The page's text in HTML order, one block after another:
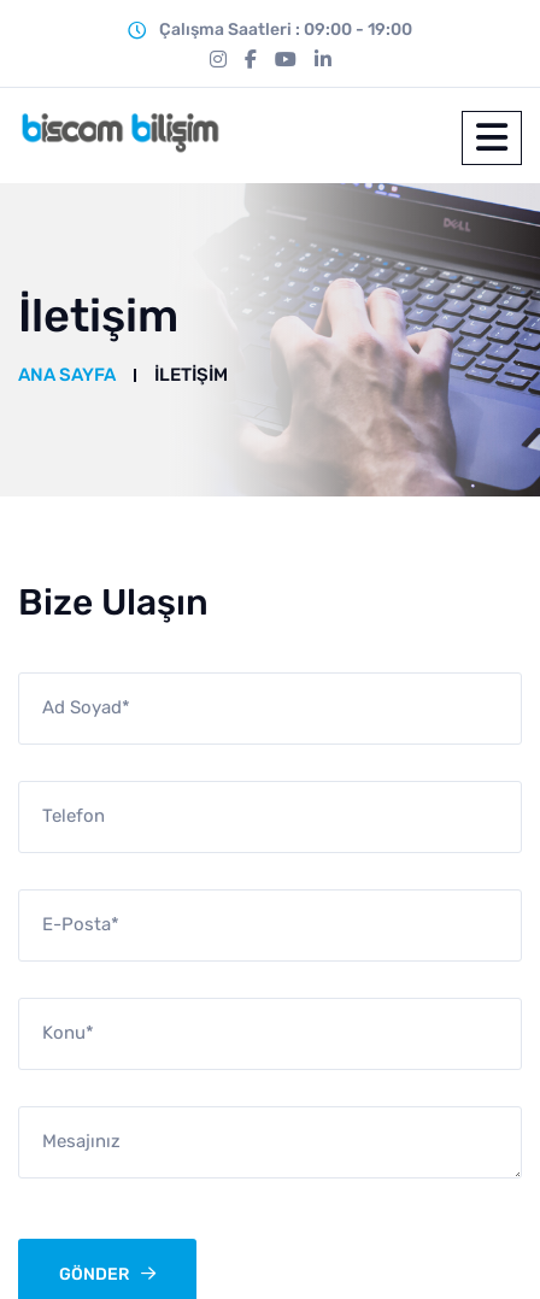
Çalışma Saatleri : 09:00 - 19:00
İletişim
ANA SAYFA İLETIŞIM
Bize Ulaşın
Ad Soyad*
Telefon
E-Posta*
Konu*
Mesajınız
GÖNDER